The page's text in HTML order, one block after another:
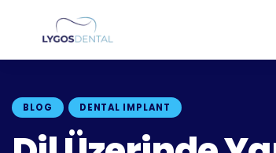
BLOG DENTAL IMPLANT